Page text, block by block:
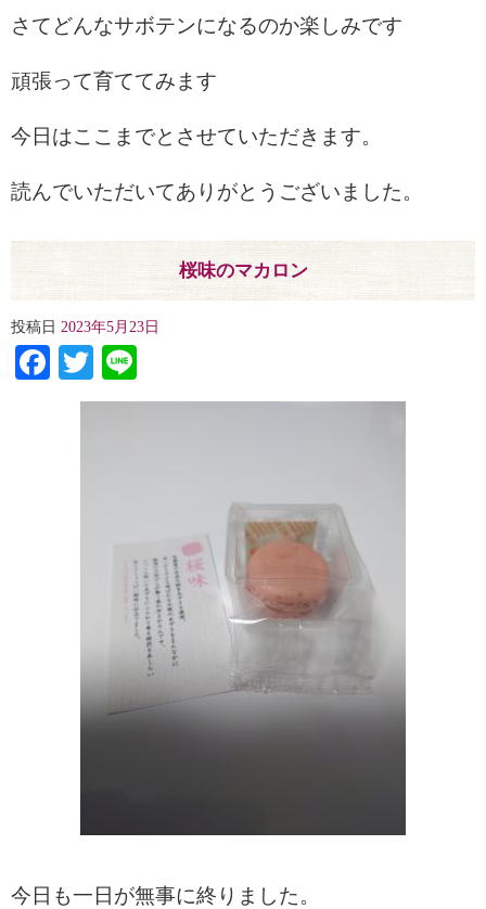
さてどんなサボテンになるのか楽しみです
頑張って育ててみます
今日はここまでとさせていただきます。
読んでいただいてありがとうございました。
桜味のマカロン
投稿日 2023年5月23日
Facebook
Twitter
今日も一日が無事に終りました。